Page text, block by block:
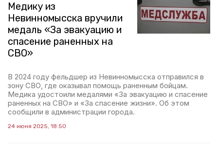
Медику из
Невинномысска вручили
медаль «За эвакуацию и
спасение раненных на
СВО»
В 2024 году фельдшер из Невинномысска отправился в
зону СВО, где оказывал помощь раненным бойцам.
Медика удостоили медалями «За эвакуацию и спасение
раненных на СВО» и «За спасение жизни». Об этом
сообщили в администрации города.
24 июня 2025, 18:50